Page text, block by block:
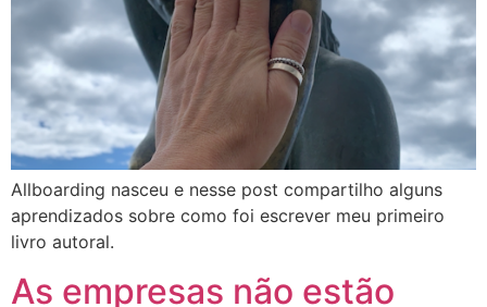
Allboarding nasceu e nesse post compartilho alguns
aprendizados sobre como foi escrever meu primeiro
livro autoral.
As empresas não estão